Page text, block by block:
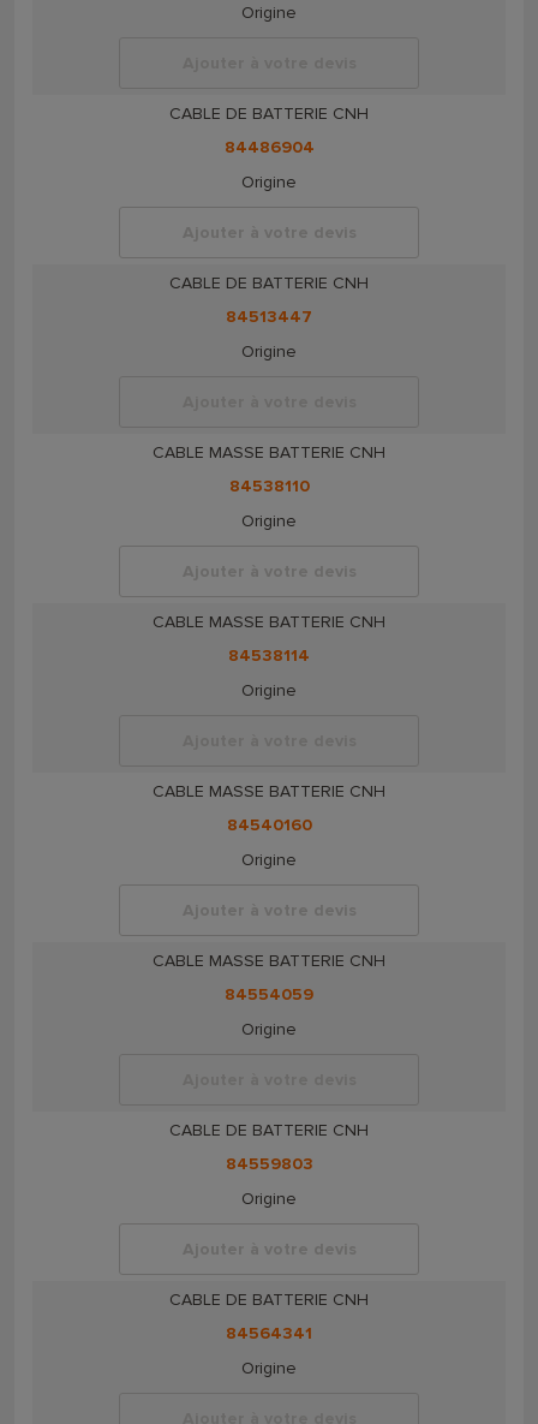
Origine
CABLE DE BATTERIE CNH
84486904
Origine
Ajouter à votre devis
CABLE DE BATTERIE CNH
84513447
Origine
CABLE MASSE BATTERIE CNH
84538110
Origine
Ajouter à votre devis
CABLE MASSE BATTERIE CNH
84538114
Origine
CABLE MASSE BATTERIE CNH
84540160
Origine
Ajouter à votre devis
CABLE MASSE BATTERIE CNH
84554059
Origine
CABLE DE BATTERIE CNH
84559803
Origine
Ajouter à votre devis
CABLE DE BATTERIE CNH
84564341
Origine